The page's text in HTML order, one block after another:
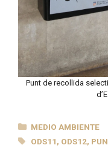
Punt de recollida
CATEGORÍAS
MEDIO AMBIENTE
ETIQUETAS
ODS11, ODS12,